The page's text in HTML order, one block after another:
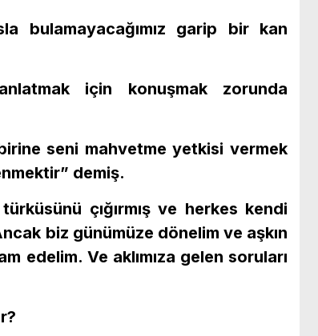
bulamayacağımız garip bir kan
için konuşmak zorunda
seni mahvetme yetkisi vermek
demiş.
çığırmış ve herkes kendi
biz günümüze dönelim ve aşkın
edelim. Ve aklımıza gelen soruları